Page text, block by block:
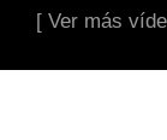
[ Ver más